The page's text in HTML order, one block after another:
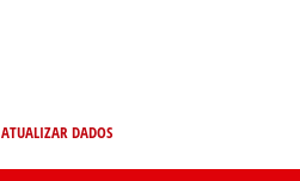
ATUALIZAR DADOS